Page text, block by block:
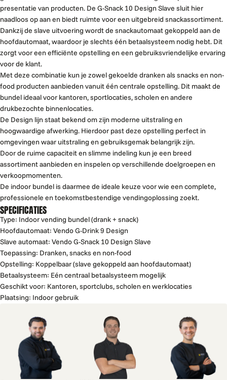
presentatie van producten. De G-Snack 10 Design Slave sluit hier
naadloos op aan en biedt ruimte voor een uitgebreid snackassortiment.
Dankzij de slave uitvoering wordt de snackautomaat gekoppeld aan de
hoofdautomaat, waardoor je slechts één betaalsysteem nodig hebt. Dit
zorgt voor een efficiënte opstelling en een gebruiksvriendelijke ervaring
voor de klant.
Met deze combinatie kun je zowel gekoelde dranken als snacks en non-
food producten aanbieden vanuit één centrale opstelling. Dit maakt de
bundel ideaal voor kantoren, sportlocaties, scholen en andere
drukbezochte binnenlocaties.
De Design lijn staat bekend om zijn moderne uitstraling en
hoogwaardige afwerking. Hierdoor past deze opstelling perfect in
omgevingen waar uitstraling en gebruiksgemak belangrijk zijn.
Door de ruime capaciteit en slimme indeling kun je een breed
assortiment aanbieden en inspelen op verschillende doelgroepen en
verkoopmomenten.
De indoor bundel is daarmee de ideale keuze voor wie een complete,
professionele en toekomstbestendige vendingoplossing zoekt.
SPECIFICATIES
Type: Indoor vending bundel (drank + snack)
Hoofdautomaat: Vendo G-Drink 9 Design
Slave automaat: Vendo G-Snack 10 Design Slave
Toepassing: Dranken, snacks en non-food
Opstelling: Koppelbaar (slave gekoppeld aan hoofdautomaat)
Betaalsysteem: Eén centraal betaalsysteem mogelijk
Geschikt voor: Kantoren, sportclubs, scholen en werklocaties
Plaatsing: Indoor gebruik